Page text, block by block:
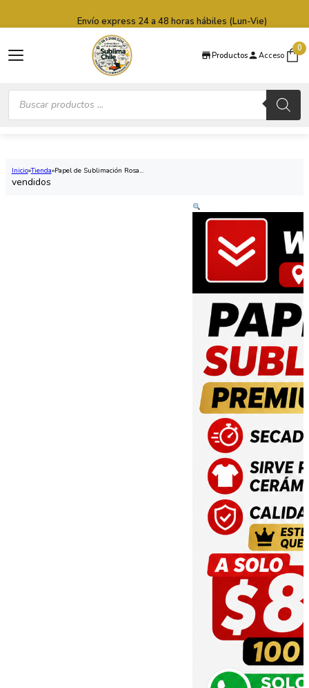
Productos Acceso
0
Búsqueda
productos
Envío express 24 a 48 horas hábiles (Lun-Vie)
Inicio Tienda Papel de Sublimación Rosa...
vendidos